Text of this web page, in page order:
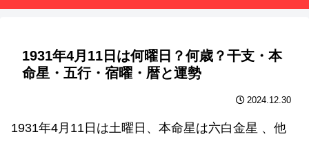
1931年4月11日は何曜日？何歳？干支・本
命星・五行・宿曜・暦と運勢
2024.12.30
1931年4月11日は土曜日、本命星は六白金星 、他